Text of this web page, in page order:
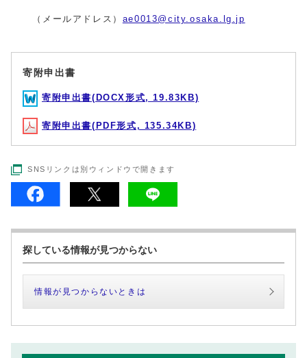
（メールアドレス） ae0013@city.osaka.lg.jp
寄附申出書
寄附申出書(DOCX形式, 19.83KB)
寄附申出書(PDF形式, 135.34KB)
SNSリンクは別ウィンドウで開きます
探している情報が見つからない
情報が見つからないときは